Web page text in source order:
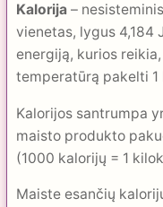
Kalorija –
vienetas, lygus 4,184
energiją, kurios
temperatūrą pakelti 1
Kalorijos santrumpa
maisto produkto
(1000 kalorijų = 1
Maiste esančių